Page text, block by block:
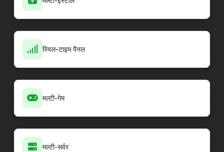
रियल-टाइम पैनल
मल्टी-गेम
मल्टी-सर्वर